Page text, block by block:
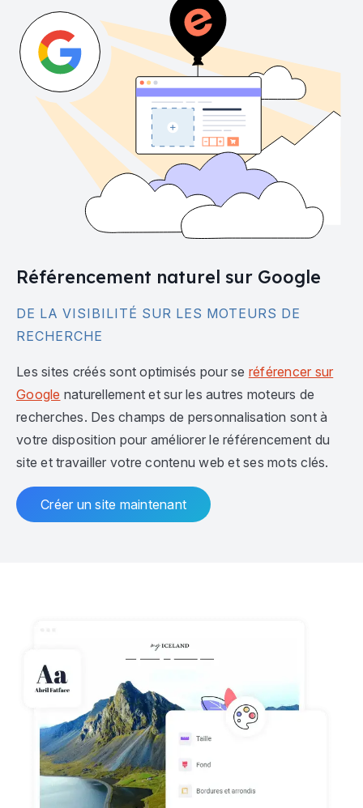
Référencement naturel sur Google
DE LA VISIBILITÉ SUR LES MOTEURS DE
RECHERCHE
Les sites créés sont optimisés pour se référencer sur
Google naturellement et sur les autres moteurs de
recherches. Des champs de personnalisation sont à
votre disposition pour améliorer le référencement du
site et travailler votre contenu web et ses mots clés.
Créer un site maintenant